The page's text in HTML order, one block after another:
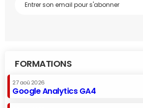
FORMATIONS
27 aoû 2026
Google Analytics GA4